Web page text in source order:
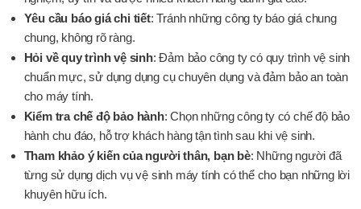
Yêu cầu báo giá chi tiết: Tránh những công ty báo giá chung
chung, không rõ ràng.
Hỏi về quy trình vệ sinh: Đảm bảo công ty có quy trình vệ sinh
chuẩn mực, sử dụng dụng cụ chuyên dụng và đảm bảo an toàn
cho máy tính.
Kiểm tra chế độ bảo hành: Chọn những công ty có chế độ bảo
hành chu đáo, hỗ trợ khách hàng tận tình sau khi vệ sinh.
Tham khảo ý kiến của người thân, bạn bè: Những người đã
từng sử dụng dịch vụ vệ sinh máy tính có thể cho bạn những lời
khuyên hữu ích.